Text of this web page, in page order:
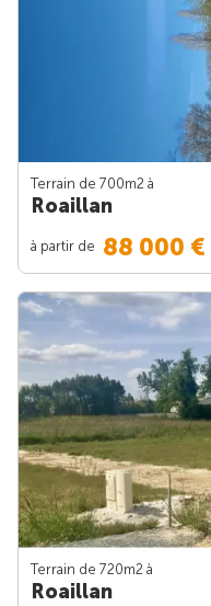
Terrain de 700m2 à
Roaillan
à partir de 88 000 €
Terrain de 720m2 à
Roaillan